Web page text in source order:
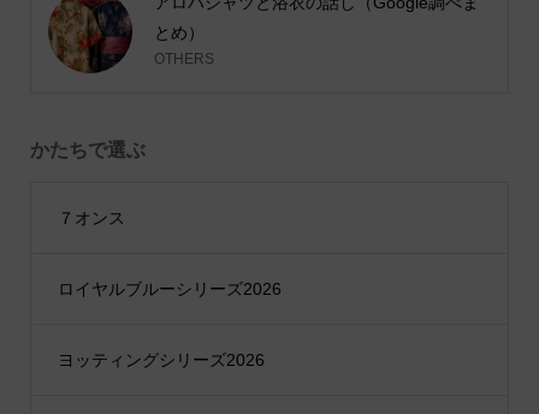
とめ）
OTHERS
かたちで選ぶ
７オンス
ロイヤルブルーシリーズ2026
ヨッティングシリーズ2026